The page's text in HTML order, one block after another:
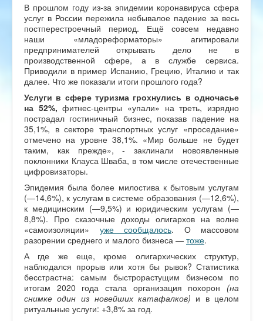
В прошлом году из-за эпидемии коронавируса сфера
услуг в России пережила небывалое падение за весь
постперестроечный период. Ещё совсем недавно
наши «младореформаторы» агитировали
предпринимателей открывать дело не в
производственной сфере, а в службе сервиса.
Приводили в пример Испанию, Грецию, Италию и так
далее. Что же показали итоги прошлого года?
Услуги в сфере туризма грохнулись в одночасье
на 52%, фитнес-центры «упали» на треть, изрядно
пострадал гостиничный бизнес, показав падение на
35,1%, в секторе транспортных услуг «проседание»
отмечено на уровне 38,1%. «Мир больше не будет
таким, как прежде», - заклинали новоявленные
поклонники Клауса Шваба, в том числе отечественные
цифровизаторы.
Эпидемия была более милостива к бытовым услугам
(—14,6%), к услугам в системе образования (—12,6%),
к медицинским (—9,5%) и юридическим услугам (—
8,8%). Про сказочные доходы олигархов на волне
«самоизоляции» уже сообщалось. О массовом
разорении среднего и малого бизнеса — тоже.
А где же еще, кроме олигархических структур,
наблюдался прорыв или хотя бы рывок? Статистика
бесстрастна: самым быстрорастущим бизнесом по
итогам 2020 года стала организация похорон (на
снимке один из новейших катафалков) и в целом
ритуальные услуги: +3,8% за год.